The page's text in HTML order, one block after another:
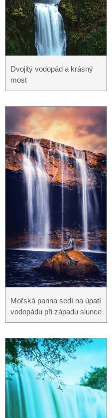
Dvojitý vodopád a krásný
most
Mořská panna sedí na úpatí
vodopádu při západu slunce